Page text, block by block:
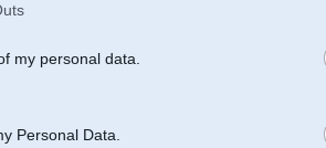
my personal data.
Personal Data.